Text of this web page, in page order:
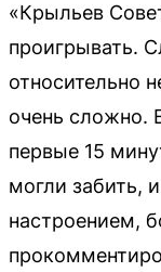
«Крыльев
проигрывать.
относительно
очень сложно.
первые 15
могли забить,
настроением,